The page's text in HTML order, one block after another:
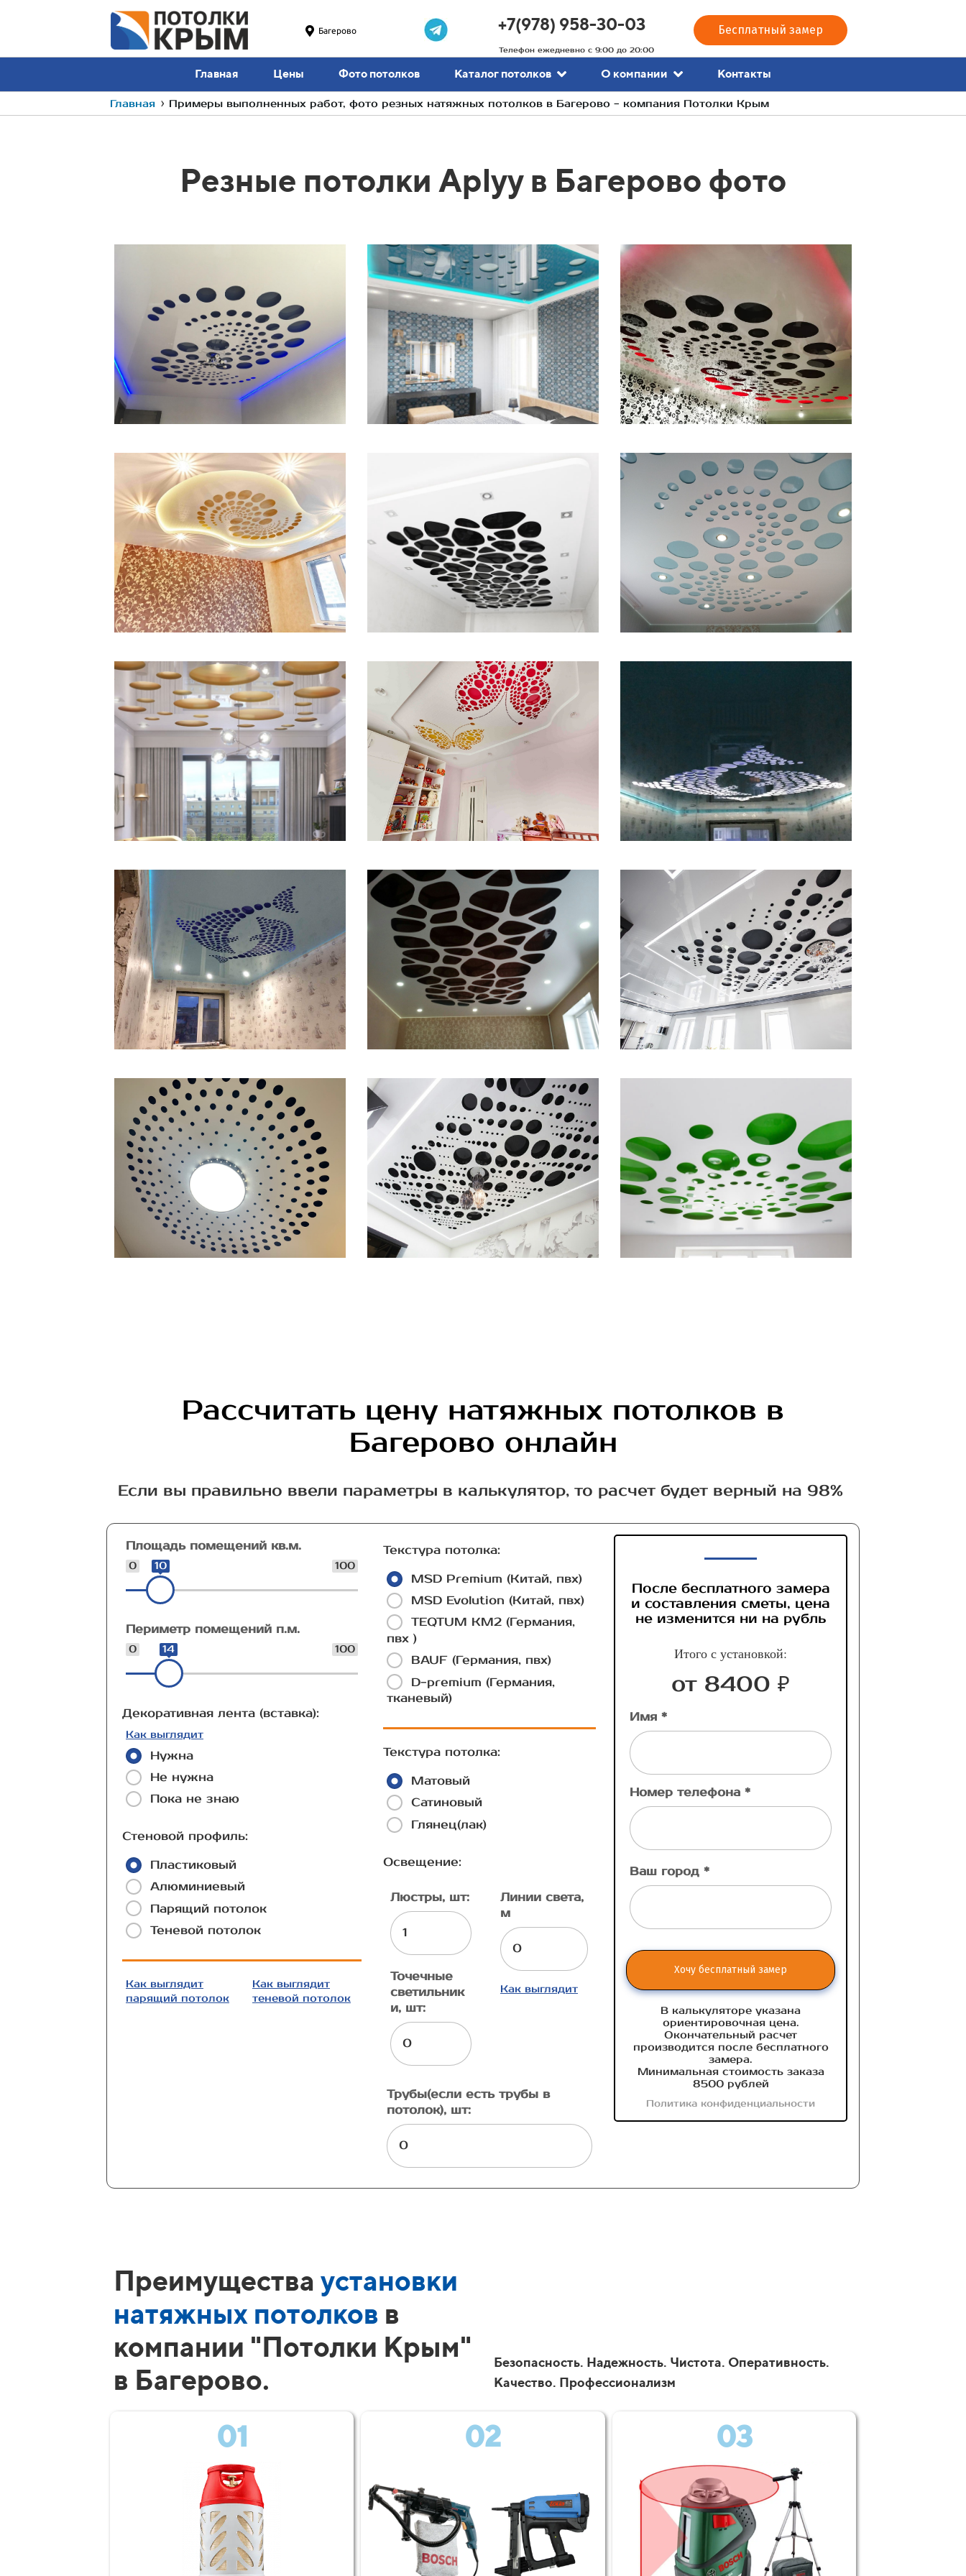
Багерово +7(978) 958-30-03
Телефон ежедневно с 9:00 до 20:00
Бесплатный замер
Главная Цены Фото потолков Каталог потолков О компании Контакты
Главная › Примеры выполненных работ, фото резных натяжных потолков в Багерово - компания Потолки Крым
Резные потолки Aplyy в Багерово фото
Рассчитать цену натяжных потолков в
Багерово онлайн
Если вы правильно ввели параметры в калькулятор, то расчет будет верный на 98%
Площадь помещений кв.м.
0 100
10
Периметр помещений п.м.
0 100
14
Декоративная лента (вставка):
Как выглядит
Нужна
Не нужна
Пока не знаю
Стеновой профиль:
Пластиковый
Алюминиевый
Парящий потолок
Теневой потолок
Как выглядит
парящий потолок
Как выглядит
теневой потолок
Текстура потолка:
MSD Premium (Китай, пвх)
MSD Evolution (Китай, пвх)
TEQTUM КМ2 (Германия,
пвх )
BAUF (Германия, пвх)
D-premium (Германия,
тканевый)
Текстура потолка:
Матовый
Сатиновый
Глянец(лак)
Освещение:
Люстры, шт:
Точечные
светильник
и, шт:
Линии света,
м
Как выглядит
Трубы(если есть трубы в
потолок), шт:
После бесплатного замера
и составления сметы, цена
не изменится ни на рубль
Итого с установкой:
от 8400 ₽
Имя *
Номер телефона *
Ваш город *
Хочу бесплатный замер
В калькуляторе указана
ориентировочная цена.
Окончательный расчет
производится после бесплатного
замера.
Минимальная стоимость заказа
8500 рублей
Политика конфиденциальности
Преимущества установки
натяжных потолков в
компании "Потолки Крым"
в Багерово.
Безопасность. Надежность. Чистота. Оперативность.
Качество. Профессионализм
01 02 03